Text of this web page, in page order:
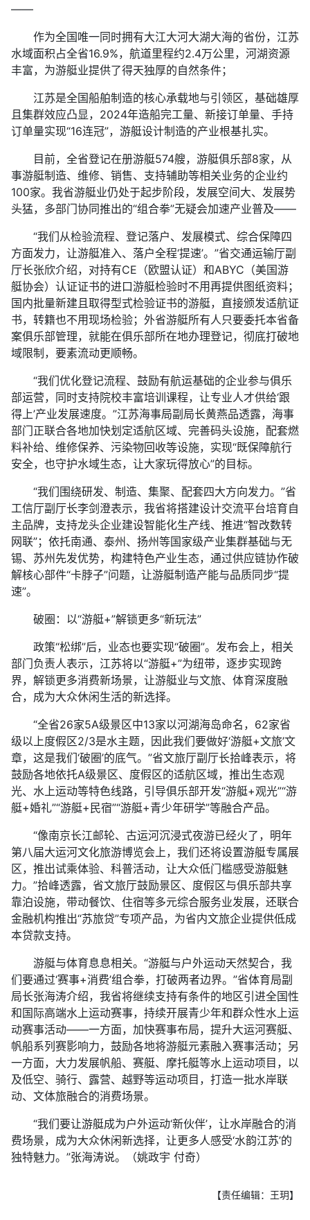
——
作为全国唯一同时拥有大江大河大湖大海的省份，江苏
水域面积占全省16.9%，航道里程约2.4万公里，河湖资源
丰富，为游艇业提供了得天独厚的自然条件；
江苏是全国船舶制造的核心承载地与引领区，基础雄厚
且集群效应凸显，2024年造船完工量、新接订单量、手持
订单量实现“16连冠”，游艇设计制造的产业根基扎实。
目前，全省登记在册游艇574艘，游艇俱乐部8家，从
事游艇制造、维修、销售、支持辅助等相关业务的企业约
100家。我省游艇业仍处于起步阶段，发展空间大、发展势
头猛，多部门协同推出的“组合拳”无疑会加速产业普及——
“我们从检验流程、登记落户、发展模式、综合保障四
方面发力，让游艇准入、落户全程‘提速’。”省交通运输厅副
厅长张欣介绍，对持有CE（欧盟认证）和ABYC（美国游
艇协会）认证证书的进口游艇检验时不用再提供图纸资料；
国内批量新建且取得型式检验证书的游艇，直接颁发适航证
书，转籍也不用现场检验；外省游艇所有人只要委托本省备
案俱乐部管理，就能在俱乐部所在地办理登记，彻底打破地
域限制，要素流动更顺畅。
“我们优化登记流程、鼓励有航运基础的企业参与俱乐
部运营，同时支持院校丰富培训课程，让专业人才供给‘跟
得上’产业发展速度。”江苏海事局副局长黄燕品透露，海事
部门正联合各地加快划定适航区域、完善码头设施，配套燃
料补给、维修保养、污染物回收等设施，实现“既保障航行
安全，也守护水域生态，让大家玩得放心”的目标。
“我们围绕研发、制造、集聚、配套四大方向发力。”省
工信厅副厅长李剑澄表示，我省将搭建设计交流平台培育自
主品牌，支持龙头企业建设智能化生产线、推进“智改数转
网联”；依托南通、泰州、扬州等国家级产业集群基础与无
锡、苏州先发优势，构建特色产业生态，通过供应链协作破
解核心部件“卡脖子”问题，让游艇制造产能与品质同步“提
速”。
破圈：以“游艇+”解锁更多“新玩法”
政策“松绑”后，业态也要实现“破圈”。发布会上，相关
部门负责人表示，江苏将以“游艇+”为纽带，逐步实现跨
界，解锁更多消费新场景，让游艇业与文旅、体育深度融
合，成为大众休闲生活的新选择。
“全省26家5A级景区中13家以河湖海岛命名，62家省
级以上度假区2/3是水主题，因此我们要做好‘游艇+文旅’文
章，这是我们‘破圈’的底气。”省文旅厅副厅长拾峰表示，将
鼓励各地依托A级景区、度假区的适航区域，推出生态观
光、水上运动等特色线路，引导俱乐部开发“游艇+观光”“游
艇+婚礼”“游艇+民宿”“游艇+青少年研学”等融合产品。
“像南京长江邮轮、古运河沉浸式夜游已经火了，明年
第八届大运河文化旅游博览会上，我们还将设置游艇专属展
区，推出试乘体验、科普活动，让大众低门槛感受游艇魅
力。”拾峰透露，省文旅厅鼓励景区、度假区与俱乐部共享
靠泊设施，带动餐饮、住宿等多元综合服务业发展，还联合
金融机构推出“苏旅贷”专项产品，为省内文旅企业提供低成
本贷款支持。
游艇与体育息息相关。“游艇与户外运动天然契合，我
们要通过‘赛事+消费’组合拳，打破两者边界。”省体育局副
局长张海涛介绍，我省将继续支持有条件的地区引进全国性
和国际高端水上运动赛事，持续开展青少年和群众性水上运
动赛事活动——一方面，加快赛事布局，提升大运河赛艇、
帆船系列赛影响力，鼓励各地将游艇元素融入赛事活动；另
一方面，大力发展帆船、赛艇、摩托艇等水上运动项目，以
及低空、骑行、露营、越野等运动项目，打造一批水岸联
动、文体旅融合的消费场景。
“我们要让游艇成为户外运动‘新伙伴’，让水岸融合的消
费场景，成为大众休闲新选择，让更多人感受‘水韵江苏’的
独特魅力。”张海涛说。（姚政宇 付奇）
【责任编辑：王玥】